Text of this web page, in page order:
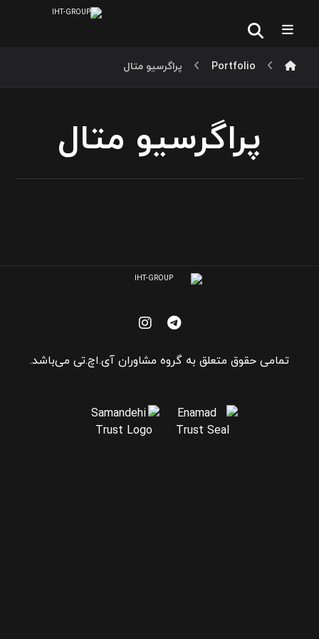
Portfolio پراگرسیو متال
پراگرسیو متال
تمامی حقوق متعلق به گروه مشاوران آی.اچ.تی می‌باشد.